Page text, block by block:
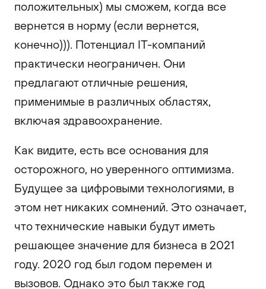
положительных) мы сможем, когда все
вернется в норму (если вернется,
конечно))). Потенциал IT-компаний
практически неограничен. Они
предлагают отличные решения,
применимые в различных областях,
включая здравоохранение.
Как видите, есть все основания для
осторожного, но уверенного оптимизма.
Будущее за цифровыми технологиями, в
этом нет никаких сомнений. Это означает,
что технические навыки будут иметь
решающее значение для бизнеса в 2021
году. 2020 год был годом перемен и
вызовов. Однако это был также год